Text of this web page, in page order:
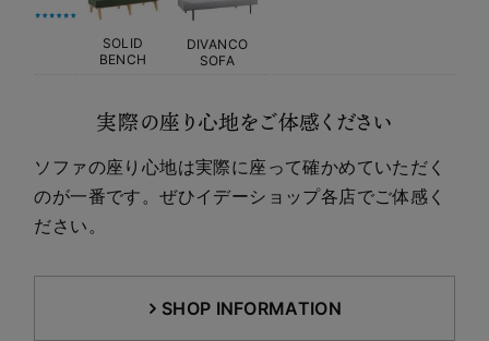
SOLID
BENCH
DIVANCO
SOFA
実際の座り心地をご体感ください
ソファの座り心地は実際に座って確かめていただく
のが一番です。ぜひイデーショップ各店でご体感く
ださい。
SHOP INFORMATION